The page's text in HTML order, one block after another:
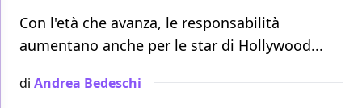
Con l'età che avanza, le responsabilità
aumentano anche per le star di Hollywood...
di Andrea Bedeschi